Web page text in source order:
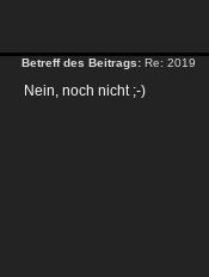
Betreff des Beitrags: Re: 2019
Nein, noch nicht ;-)